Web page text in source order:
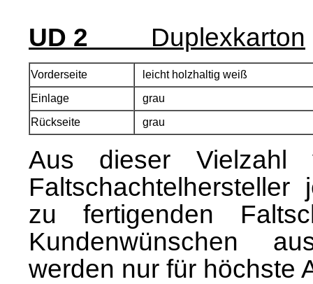
UD 2 Duplexkarton
Vorderseite
leicht holzhaltig weiß
Einlage
grau
Rückseite
grau
Aus dieser Vielzahl
zu fertigenden
Kundenwünschen
werden nur für höchste